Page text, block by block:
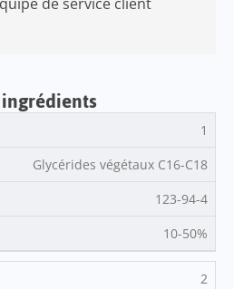
1
Glycérides végétaux C16-C18
123-94-4
10-50%
2